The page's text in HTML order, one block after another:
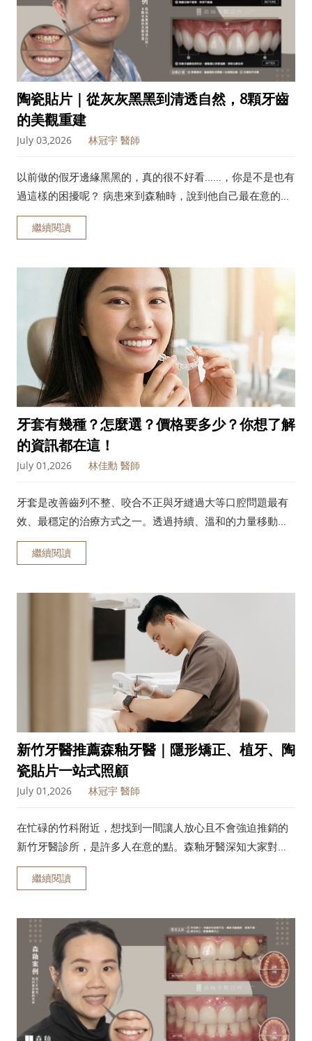
陶瓷貼片｜從灰灰黑黑到清透自然，8顆牙齒
的美觀重建
July 03,2026 林冠宇 醫師
以前做的假牙邊緣黑黑的，真的很不好看……，你是不是也有
過這樣的困擾呢？ 病患來到森釉時，說到他自己最在意的問
題就是牙齒黑黑髒髒的 ，由於他的兩顆前牙是以前做的假
牙，當時兩顆牙齒被連在一起，導致牙縫無法清潔，時間久
繼續閱讀
牙套有幾種？怎麼選？價格要多少？你想了解
的資訊都在這！
July 01,2026 林佳勳 醫師
牙套是改善齒列不整、咬合不正與牙縫過大等口腔問題最有
效、最穩定的治療方式之一。透過持續、溫和的力量移動牙
齒，不僅能提升咀嚼功能，也能改善臉型比例與笑容美觀。
本文將帶你了解牙套的原理、適合族群、常見種類、費用比
繼續閱讀
新竹牙醫推薦森釉牙醫｜隱形矯正、植牙、陶
瓷貼片一站式照顧
July 01,2026 林冠宇 醫師
在忙碌的竹科附近，想找到一間讓人放心且不會強迫推銷的
新竹牙醫診所，是許多人在意的點。森釉牙醫深知大家對看
牙的隱憂與顧慮，無論您需要的是精緻的陶瓷貼片、隱適美
隱形矯正，或是全口重建植牙，我們都希望能以專業且溫暖
繼續閱讀